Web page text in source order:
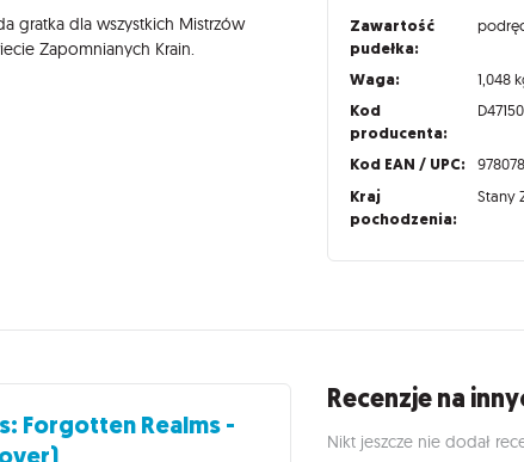
gratka dla wszystkich Mistrzów
Zapomnianych Krain.
Zawartość
pudełka:
Waga: 1,048
Kod
producenta:
Kod EAN / UPC:
Kraj
pochodzenia:
Stany
Forgotten Realms -
Recenzje na
Nikt jeszcze nie dodał